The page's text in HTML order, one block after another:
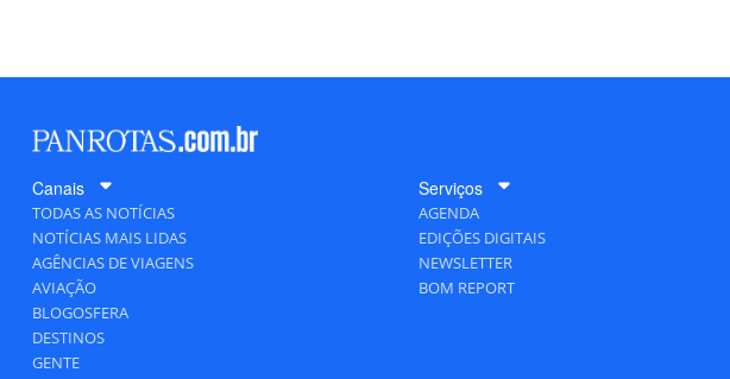
Canais
TODAS AS NOTÍCIAS
NOTÍCIAS MAIS LIDAS
AGÊNCIAS DE VIAGENS
AVIAÇÃO
BLOGOSFERA
DESTINOS
GENTE
Serviços
AGENDA
EDIÇÕES DIGITAIS
NEWSLETTER
BOM REPORT